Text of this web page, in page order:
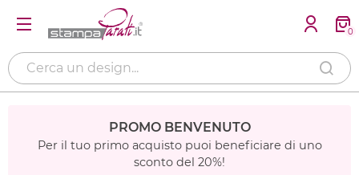
0
PROMO BENVENUTO
Per il tuo primo acquisto puoi beneficiare di uno
sconto del 20%!